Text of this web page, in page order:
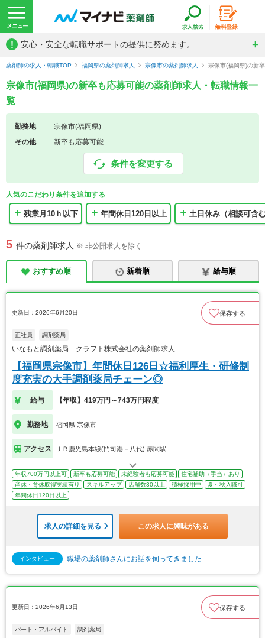
! 安心・安全な転職サポートの提供に努めます。
薬剤師の求人・転職TOP 福岡県の薬剤師求人 宗像市の薬剤師求人 宗像市(福岡県)の新
宗像市(福岡県)の新卒も応募可能の薬剤師求人・転職情報一
覧
勤務地
宗像市(福岡県)
その他
新卒も応募可能
条件を変更する
人気のこだわり条件を追加する
残業月10ｈ以下 年間休日120日以上 土日休み（相談可含
5 件の薬剤師求人 ※ 非公開求人を除く
おすすめ順 新着順 給与順
更新日：2026年6月20日 保存する
正社員 調剤薬局
いなもと調剤薬局 クラフト株式会社の薬剤師求人
【福岡県宗像市】年間休日126日☆福利厚生・研修制
度充実の大手調剤薬局チェーン◎
給与 【年収】419万円～743万円程度
勤務地 福岡県 宗像市
アクセス ＪＲ鹿児島本線(門司港－八代) 赤間駅
年収700万円以上可 新卒も応募可能 未経験者も応募可能
住宅補助（手当）あり
産休・育休取得実績有り
スキルアップ 店舗数30以上 積極採用中
夏～秋入職可
年間休日120日以上
求人の詳細を見る この求人に興味がある
インタビュー 職場の薬剤師さんにお話を伺ってきました
更新日：2026年6月13日 保存する
パート・アルバイト 調剤薬局